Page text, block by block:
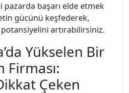
pazarda başarı elde etmek
gücünü keşfederek,
artırabilirsiniz.
Yükselen Bir
Firması:
Çeken